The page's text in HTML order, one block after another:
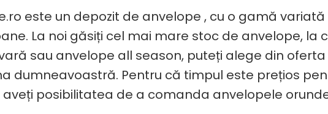
este un depozit de anvelope , cu o gamă
La noi găsiți cel mai mare stoc de anvelope,
sau anvelope all season, puteți alege din
dumneavoastră. Pentru că timpul este prețios
posibilitatea de a comanda anvelopele